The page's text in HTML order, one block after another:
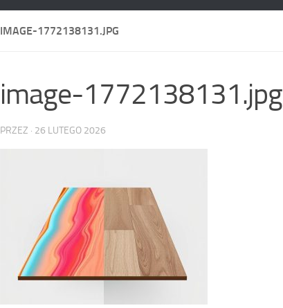
IMAGE-1772138131.JPG
image-1772138131.jpg
PRZEZ · 26 LUTEGO 2026